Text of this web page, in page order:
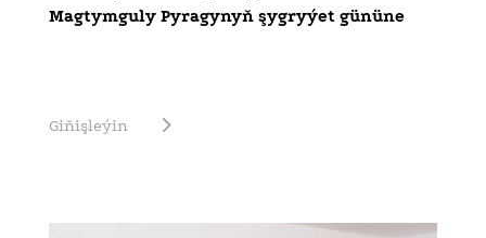
Magtymguly Pyragynyň şygryýet gününe
Giňişleýin